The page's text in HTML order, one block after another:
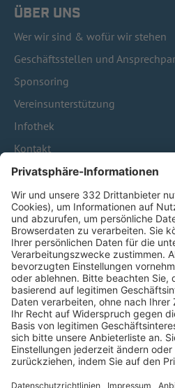
ÜBER UNS
Wer wir sind & wofür wir stehen
Geschäftsstellen und
Sponsoring
Vereinsunterstützung
Infothek
Kontakt
HÄUFIG BESUCHTE
Pässe und Vereinswechsel
Trainerausbildung
Schulungsangebot
BFV-Geschäftsstellen
Trainerbörse
Login SpielPlus
FOLGE DEM BFV